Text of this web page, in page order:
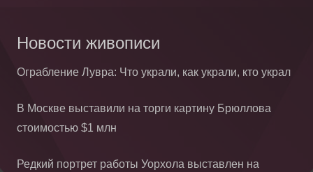
Новости живописи
Ограбление Лувра: Что украли, как украли, кто украл
В Москве выставили на торги картину Брюллова
стоимостью $1 млн
Редкий портрет работы Уорхола выставлен на